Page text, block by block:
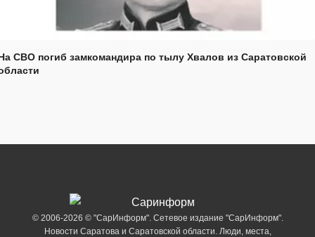
СВО погиб замкомандира по тылу Хвалов из Саратовской
© 2006-2026 © "СарИнформ". Сетевое издание "СарИнформ".
Новости Саратова и Саратовской области. Люди, места,